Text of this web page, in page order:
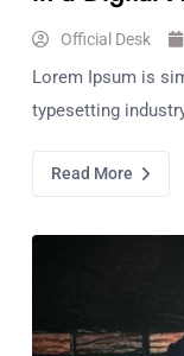
Official Desk
Lorem Ipsum is
typesetting
Read More